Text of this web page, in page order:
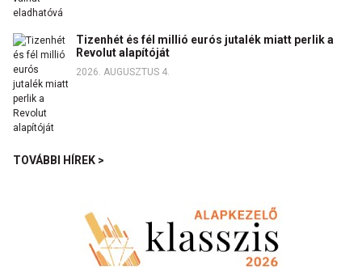
Tizenhét és fél millió eurós jutalék miatt perlik a
Revolut alapítóját
2026. AUGUSZTUS 4.
TOVÁBBI HÍREK >